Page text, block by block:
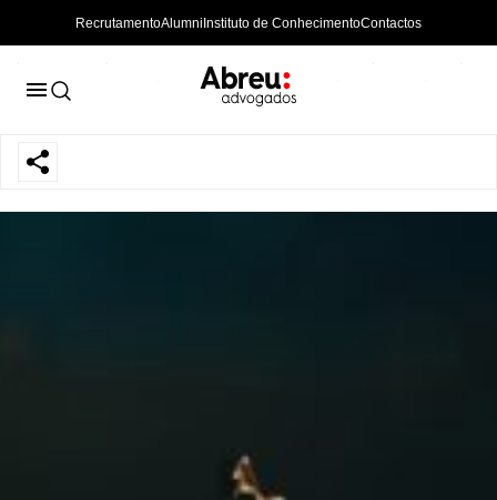
RecrutamentoAlumni Instituto de ConhecimentoContactos